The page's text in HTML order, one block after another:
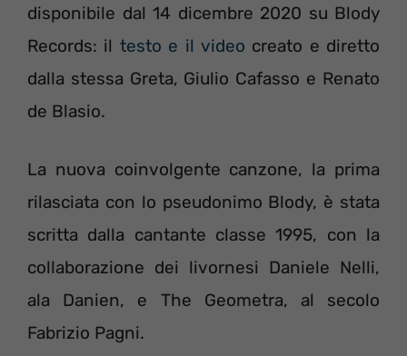
disponibile dal 14 dicembre 2020 su Blody
Records: il testo e il video creato e diretto
dalla stessa Greta, Giulio Cafasso e Renato
de Blasio.
La nuova coinvolgente canzone, la prima
rilasciata con lo pseudonimo Blody, è stata
scritta dalla cantante classe 1995, con la
collaborazione dei livornesi Daniele Nelli,
ala Danien, e The Geometra, al secolo
Fabrizio Pagni.